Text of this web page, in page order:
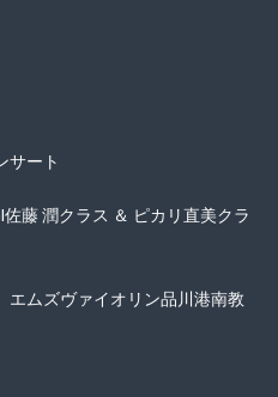
サート
藤 潤クラス ＆ ピカリ直美クラ
ムズヴァイオリン品川港南教